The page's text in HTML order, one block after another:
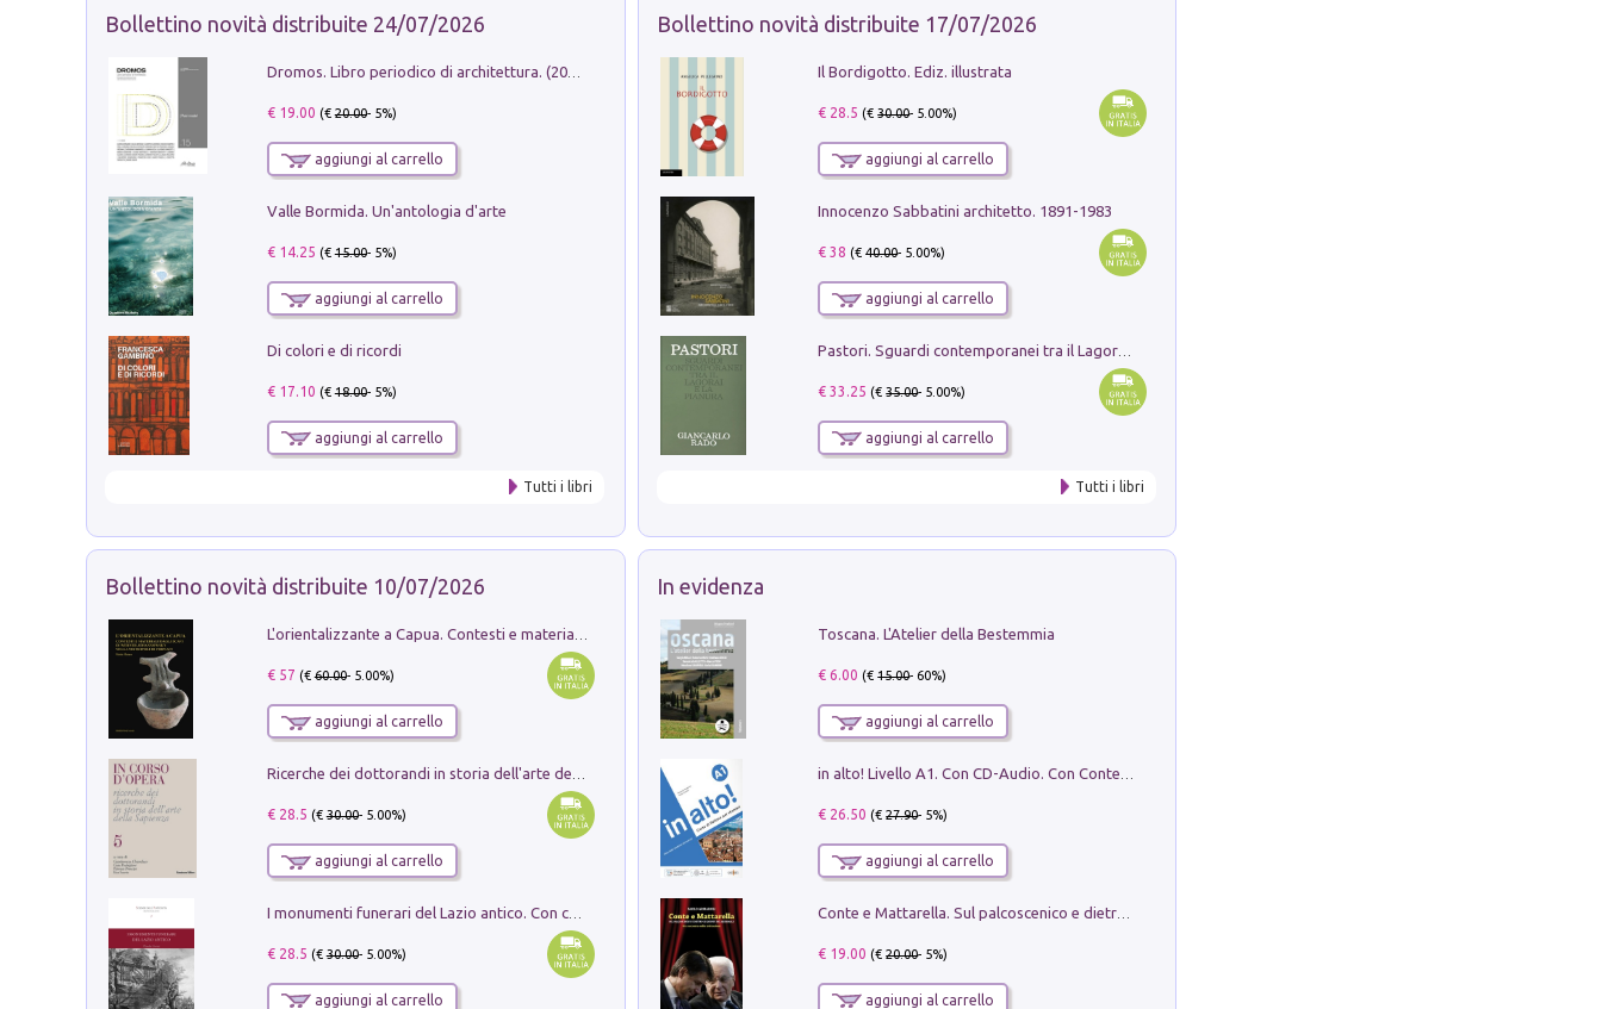
Bollettino novità distribuite 24/07/2026
Dromos. Libro periodico di architettura. (2026). Vol. 15: Post-model
€ 19.00 (€20.00- 5%)
aggiungi al carrello
Valle Bormida. Un'antologia d'arte
€ 14.25 (€15.00- 5%)
aggiungi al carrello
Di colori e di ricordi
€ 17.10 (€18.00- 5%)
aggiungi al carrello
Tutti i libri
Bollettino novità distribuite 17/07/2026
Il Bordigotto. Ediz. illustrata
€ 28.5 (€30.00- 5.00%)
aggiungi al carrello
Innocenzo Sabbatini architetto. 1891-1983
€ 38 (€40.00- 5.00%)
aggiungi al carrello
€ 33.25 (€35.00- 5.00%)
aggiungi al carrello
Tutti i libri
Bollettino novità distribuite 10/07/2026
€ 57 (€60.00- 5.00%)
aggiungi al carrello
€ 28.5 (€30.00- 5.00%)
aggiungi al carrello
I monumenti funerari del Lazio antico. Con cartella con tavole
€ 28.5 (€30.00- 5.00%)
aggiungi al carrello
In evidenza
Toscana. L'Atelier della Bestemmia
€ 6.00 (€15.00- 60%)
aggiungi al carrello
€ 26.50 (€27.90- 5%)
aggiungi al carrello
€ 19.00 (€20.00- 5%)
aggiungi al carrello